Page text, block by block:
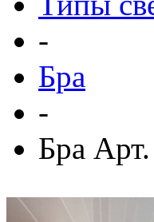
-
Бра
-
Бра